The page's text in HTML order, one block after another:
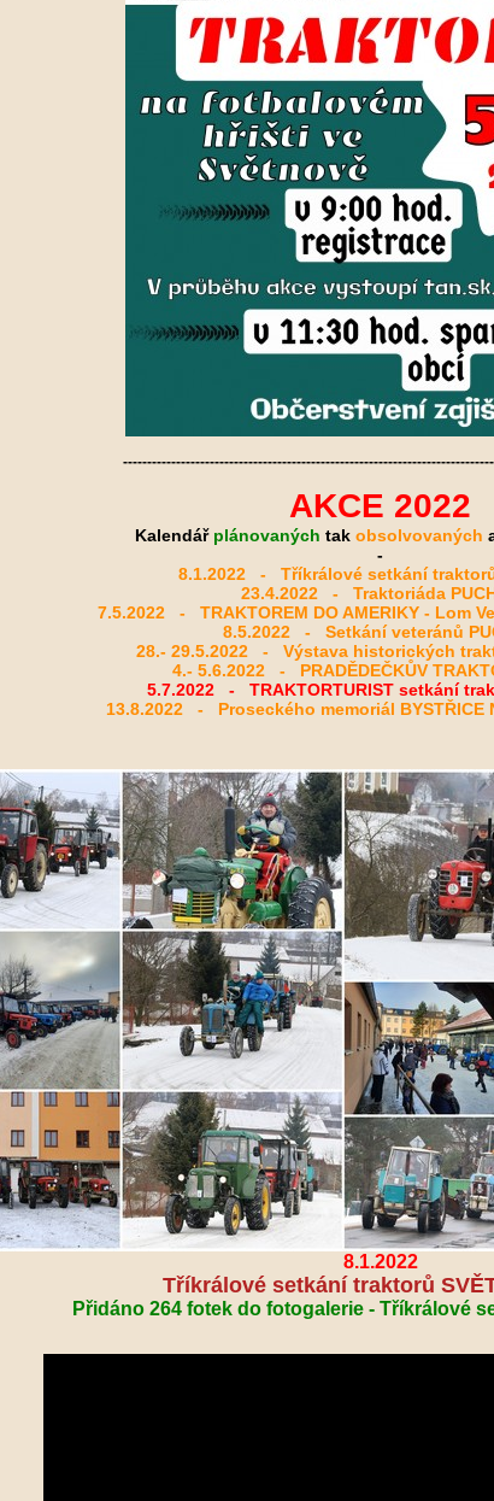
AKCE 2022
Kalendář plánovaných tak obsolvovaných
-
8.1.2022 - Tříkrálové setkání traktorů
23.4.2022 - Traktoriáda
7.5.2022 - TRAKTOREM DO AMERIKY - Lom
8.5.2022 - Setkání veteránů
28.- 29.5.2022 - Výstava historických
4.- 5.6.2022 - PRADĚDEČKŮV
5.7.2022 - TRAKTORTURIST setkání
13.8.2022 - Proseckého memoriál BYSTŘICE
8.1.2022
Tříkrálové setkání traktorů
Přidáno 264 fotek do fotogalerie - Tříkrálové